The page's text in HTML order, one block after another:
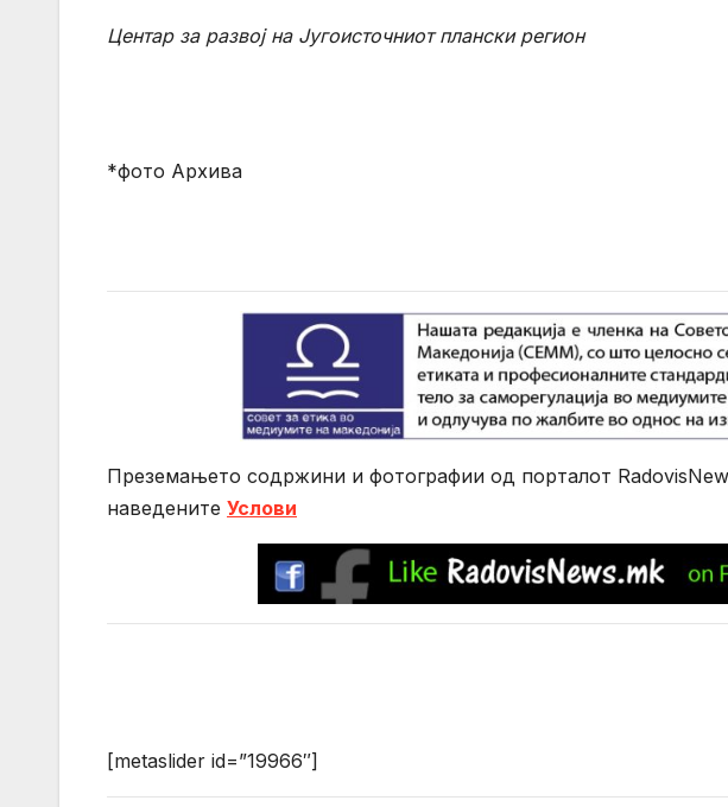
Центар за развој на Југоисточниот плански регион
*фото Архива
Преземањето содржини и фотографии од порталот
нaведените Услови
[metaslider id=”19966″]